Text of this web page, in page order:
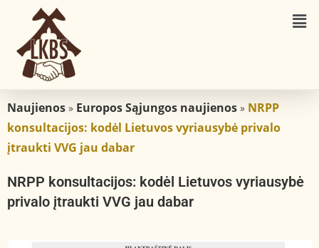
Naujienos » Europos Sąjungos naujienos » NRPP
konsultacijos: kodėl Lietuvos vyriausybė privalo
įtraukti VVG jau dabar
NRPP konsultacijos: kodėl Lietuvos vyriausybė
privalo įtraukti VVG jau dabar